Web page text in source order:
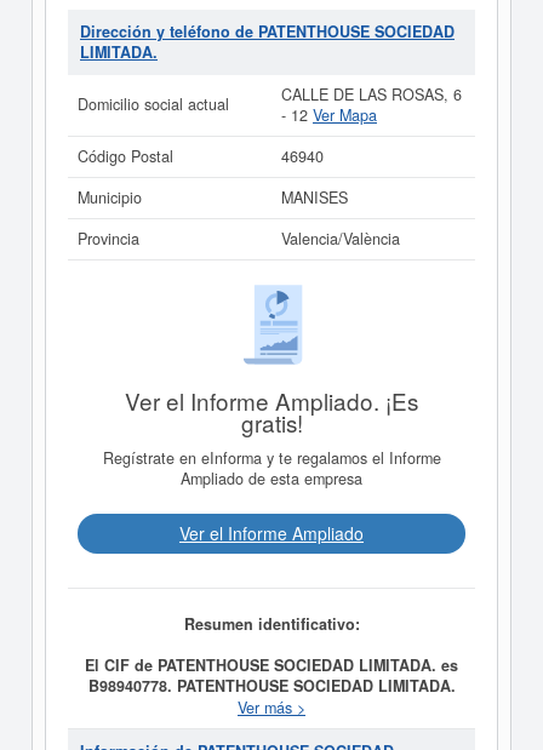
Dirección y teléfono de PATENTHOUSE SOCIEDAD
LIMITADA.
Domicilio social actual
CALLE DE LAS ROSAS, 6
- 12 Ver Mapa
Código Postal
46940
Municipio
MANISES
Provincia
Valencia/València
Ver el Informe Ampliado. ¡Es
gratis!
Regístrate en eInforma y te regalamos el Informe
Ampliado de esta empresa
Ver el Informe Ampliado
Resumen identificativo:
El CIF de PATENTHOUSE SOCIEDAD LIMITADA. es
B98940778. PATENTHOUSE SOCIEDAD LIMITADA.
tiene como fecha de creación el día 04/09/2017 y su
meta es Artículo 2 . OBJETO. La sociedad tendrá por
Ver más >